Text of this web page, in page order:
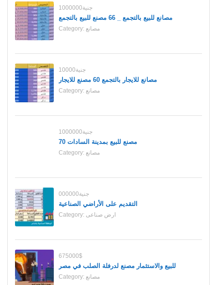
1000000جنية
مصانع للبيع بالتجمع _ 66 مصنع للبيع بالتجمع
Category: مصانع
10000جنية
مصانع للايجار بالتجمع 60 مصنع للايجار
Category: مصانع
1000000جنية
70 مصنع للبيع بمدينة السادات
Category: مصانع
000000جنية
التقديم على الأراضي الصناعية
Category: ارض صناعى
675000$
للبيع والاستثمار مصنع لدرفلة الصلب في مصر
Category: مصانع